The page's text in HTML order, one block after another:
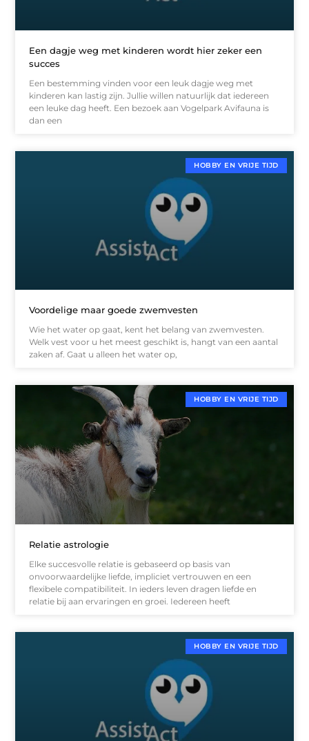
Een dagje weg met kinderen wordt hier zeker een
succes
Een bestemming vinden voor een leuk dagje weg met
kinderen kan lastig zijn. Jullie willen natuurlijk dat iedereen
een leuke dag heeft. Een bezoek aan Vogelpark Avifauna is
dan een
HOBBY EN VRIJE TIJD
Voordelige maar goede zwemvesten
Wie het water op gaat, kent het belang van zwemvesten.
Welk vest voor u het meest geschikt is, hangt van een aantal
zaken af. Gaat u alleen het water op,
HOBBY EN VRIJE TIJD
Relatie astrologie
Elke succesvolle relatie is gebaseerd op basis van
onvoorwaardelijke liefde, impliciet vertrouwen en een
flexibele compatibiliteit. In ieders leven dragen liefde en
relatie bij aan ervaringen en groei. Iedereen heeft
HOBBY EN VRIJE TIJD